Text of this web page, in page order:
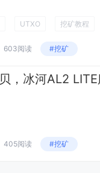
UTXO 挖矿教程
603阅读 #挖矿
405阅读 #挖矿